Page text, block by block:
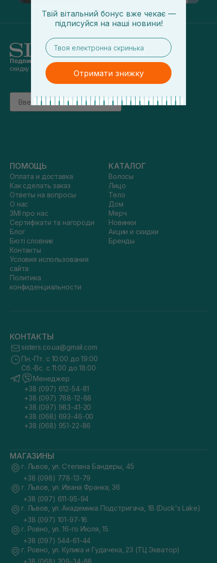
Подпишись на наши новостии получай
скидку 5% на первый заказ
Email
підписатись
ПОМОЩЬ
Оплата и доставка
Как сделать заказ
Ответы на вопросы
О нас
ЗМІ про нас
Сертифікати та нагороди
Блог
Бюті словник
Контакты
Условия использования
сайта
Политика
конфиденциальности
КАТАЛОГ
Волосы
Лицо
Тело
Дом
Мерч
Новинки
Акции и скидки
Бренды
КОНТАКТЫ
sisters.co.ua@gmail.com
Пн.-Пт. с 10:00 до 19:00
Сб.-Вс. с 11:00 до 18:00
Менеджер
+38 (097) 612-54-81
+38 (097) 788-12-88
+38 (097) 983-41-20
+38 (068) 693-46-00
+38 (068) 951-22-86
МАГАЗИНЫ
г. Львов, ул. Степана Бандеры, 45
+38 (098) 778-13-79
г. Львов, ул. Ивана Франка, 36
+38 (097) 611-95-94
г. Львов, ул. Академика Подстригача, 1В (Duck's Lake)
+38 (097) 101-97-16
г. Ровно, ул. 16-го Июля, 15
+38 (097) 544-61-44
г. Ровно, ул. Кулика и Гудачека, 23 (ТЦ Экватор)
+38 (068) 209-34-88
Твій вітальний бонус вже чекає —
підписуйся на наші новини!
email
Отримати знижку